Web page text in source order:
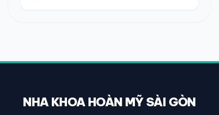
NHA KHOA HOÀN MỸ SÀI GÒN